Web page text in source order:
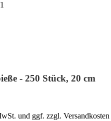
1
- 250 Stück, 20 cm
und ggf. zzgl. Versandkosten